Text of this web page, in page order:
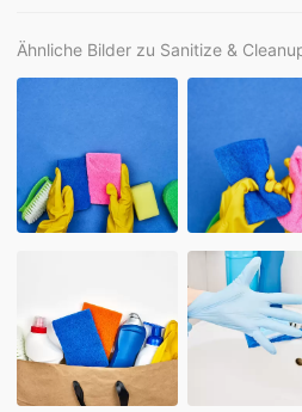
Ähnliche Bilder zu Sanitize &